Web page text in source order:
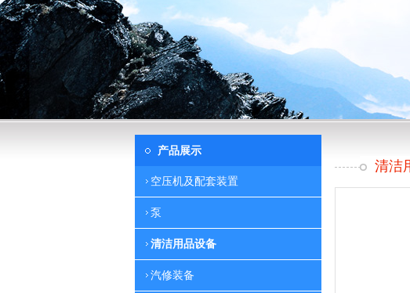
产品展示
空压机及配套装置
泵
清洁用品设备
汽修装备
清洁